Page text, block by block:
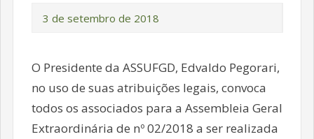
3 de setembro de 2018
O Presidente da ASSUFGD, Edvaldo Pegorari,
no uso de suas atribuições legais, convoca
todos os associados para a Assembleia Geral
Extraordinária de nº 02/2018 a ser realizada